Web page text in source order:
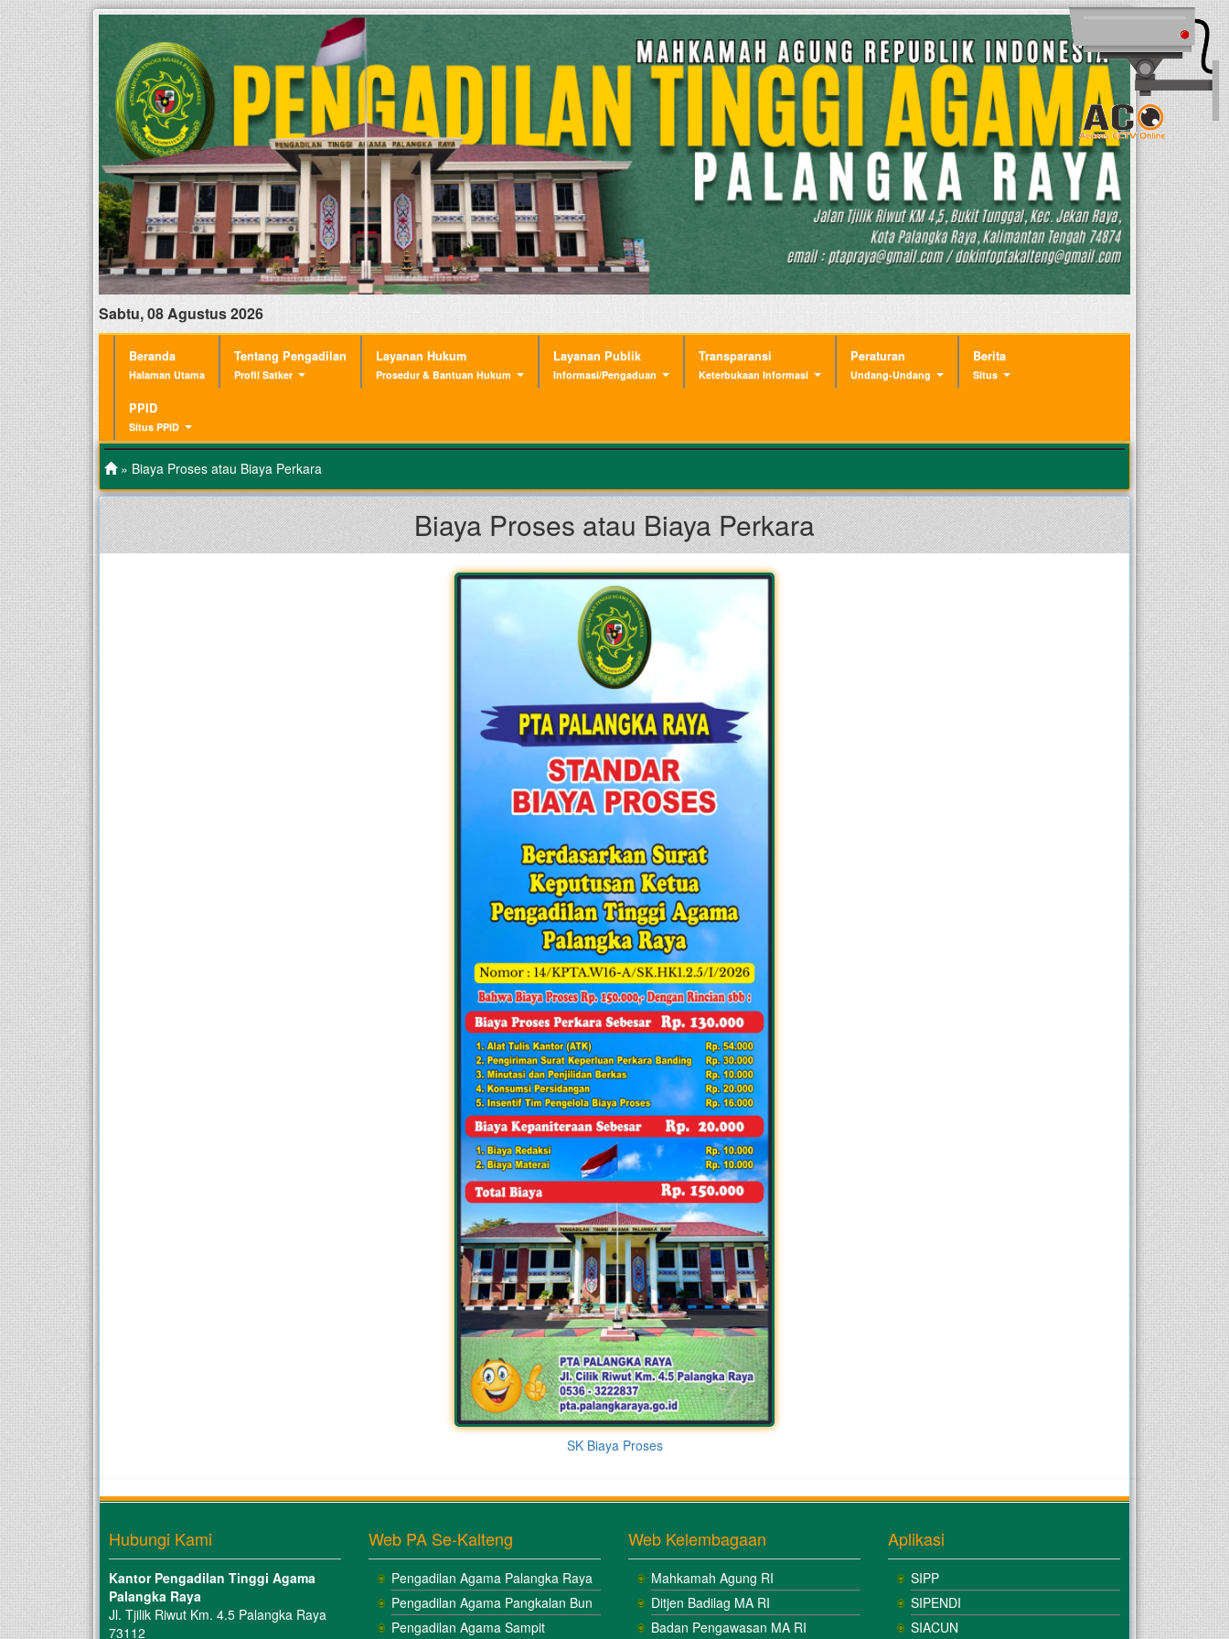
Sabtu, 08 Agustus 2026
Beranda
Halaman Utama
Tentang Pengadilan
Profil Satker
Layanan Hukum
Prosedur & Bantuan Hukum
Layanan Publik
Informasi/Pengaduan
Transparansi
Keterbukaan Informasi
Peraturan
Undang-Undang
Berita
Situs
PPID
Situs PPID
» Biaya Proses atau Biaya Perkara
Biaya Proses atau Biaya Perkara
SK Biaya Proses
Hubungi Kami
Kantor Pengadilan Tinggi Agama
Palangka Raya
Jl. Tjilik Riwut Km. 4.5 Palangka Raya
73112
Web PA Se-Kalteng
Pengadilan Agama Palangka Raya
Pengadilan Agama Pangkalan Bun
Pengadilan Agama Sampit
Web Kelembagaan
Mahkamah Agung RI
Ditjen Badilag MA RI
Badan Pengawasan MA RI
Aplikasi
SIPP
SIPENDI
SIACUN